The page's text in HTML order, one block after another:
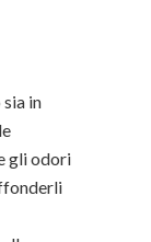
in
gli odori